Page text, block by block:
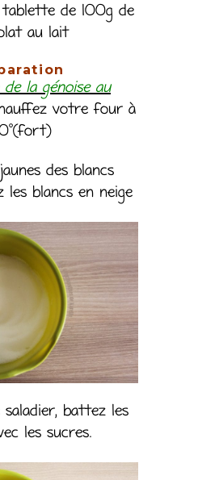
de 100g de
au lait
la génoise au
votre four à
des blancs
les blancs en neige
battez les
les sucres.